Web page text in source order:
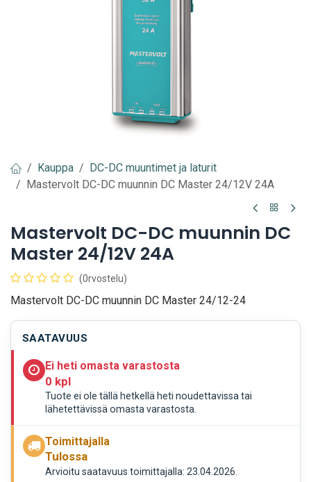
Kauppa
DC-DC muuntimet ja laturit
Mastervolt DC-DC muunnin DC Master 24/12V 24A
Mastervolt DC-DC muunnin DC
Master 24/12V 24A
(0rvostelu)
Mastervolt DC-DC muunnin DC Master 24/12-24
SAATAVUUS
Ei heti omasta varastosta
0 kpl
Tuote ei ole tällä hetkellä heti noudettavissa tai
lähetettävissä omasta varastosta.
Toimittajalla
Tulossa
Arvioitu saatavuus toimittajalla: 23.04.2026.